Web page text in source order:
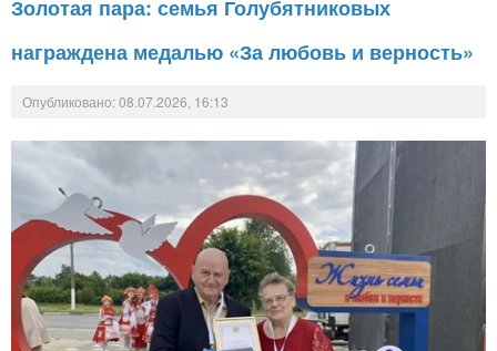
Золотая пара: семья Голубятниковых
награждена медалью «За любовь и верность»
Опубликовано: 08.07.2026, 16:13